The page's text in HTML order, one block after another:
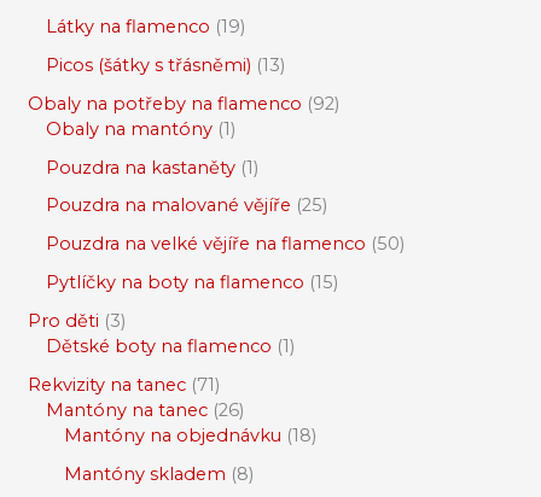
Látky na flamenco 19
Picos (šátky s třásněmi) 13
Obaly na potřeby na flamenco 92
Obaly na mantóny 1
Pouzdra na kastaněty 1
Pouzdra na malované vějíře 25
Pouzdra na velké vějíře na flamenco 50
Pytlíčky na boty na flamenco 15
Pro děti 3
Dětské boty na flamenco 1
Rekvizity na tanec 71
Mantóny na tanec 26
Mantóny na objednávku 18
Mantóny skladem 8